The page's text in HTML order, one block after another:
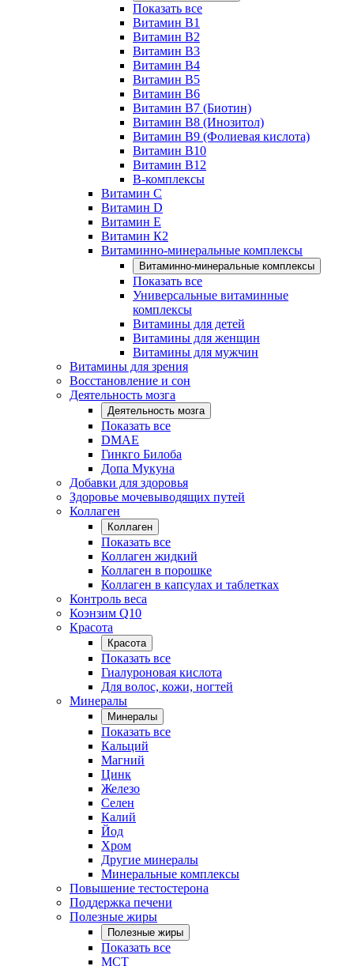
Показать все
Витамин B1
Витамин B2
Витамин B3
Витамин B4
Витамин B5
Витамин B6
Витамин B7 (Биотин)
Витамин B8 (Инозитол)
Витамин B9 (Фолиевая кислота)
Витамин B10
Витамин B12
B-комплексы
Витамин C
Витамин D
Витамин E
Витамин К2
Витаминно-минеральные комплексы
Витаминно-минеральные комплексы
Показать все
Универсальные витаминные
комплексы
Витамины для детей
Витамины для женщин
Витамины для мужчин
Витамины для зрения
Восстановление и сон
Деятельность мозга
Деятельность мозга
Показать все
DMAE
Гинкго Билоба
Допа Мукуна
Добавки для здоровья
Здоровье мочевыводящих путей
Коллаген
Коллаген
Показать все
Коллаген жидкий
Коллаген в порошке
Коллаген в капсулах и таблетках
Контроль веса
Коэнзим Q10
Красота
Красота
Показать все
Гиалуроновая кислота
Для волос, кожи, ногтей
Минералы
Минералы
Показать все
Кальций
Магний
Цинк
Железо
Селен
Калий
Йод
Хром
Другие минералы
Минеральные комплексы
Повышение тестостерона
Поддержка печени
Полезные жиры
Полезные жиры
Показать все
MCT